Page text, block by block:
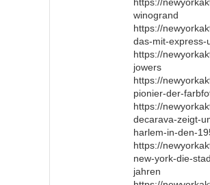
winogrand
https://
das-mit-express-
https://
jowers
https://
pionier-der-
https://
decarava-zeigt-
harlem-in-den-
https://
new-york-die-
jahren